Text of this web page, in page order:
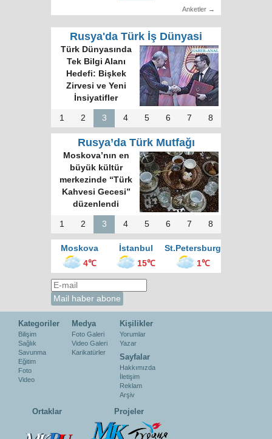
Anketler →
Rusya'da Türk İş Dünyasi
Türk Dünyasında
Tek Bilgi Alanı
Hedefi: Bişkek
Zirvesi ve Yeni
İnsiyatifler
1 2 3 4 5 6 7 8
Rusya’da Türk Mutfağı
Moskova’nın en
büyük kültür
merkezinde “Türk
Kahvesi Gecesi”
düzenlendi
1 2 3 4 5 6 7 8
Moskova İstanbul
St.Petersburg
4℃
15℃ 1℃
Kategoriler
Bilişim
Sağlık
Savunma
Eğitim
Foto
Video
Medya
Foto Galeri
Video Galeri
Karikatürler
Kişilikler
Yorumlar
Yazar
Sayfalar
Hakkımızda
İletişim
Reklam
Arşiv
Ortaklar Projeler